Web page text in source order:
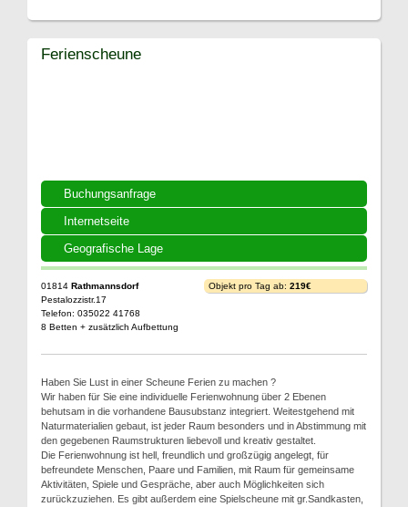
Buchungsanfrage
Internetseite
Geografische Lage
Ferienscheune
01814 Rathmannsdorf
Pestalozzistr.17
Telefon: 035022 41768
8 Betten + zusätzlich Aufbettung
Objekt pro Tag ab: 219€
Haben Sie Lust in einer Scheune Ferien zu machen ?
Wir haben für Sie eine individuelle Ferienwohnung über 2 Ebenen
behutsam in die vorhandene Bausubstanz integriert. Weitestgehend mit
Naturmaterialien gebaut, ist jeder Raum besonders und in Abstimmung mit
den gegebenen Raumstrukturen liebevoll und kreativ gestaltet.
Die Ferienwohnung ist hell, freundlich und großzügig angelegt, für
befreundete Menschen, Paare und Familien, mit Raum für gemeinsame
Aktivitäten, Spiele und Gespräche, aber auch Möglichkeiten sich
zurückzuziehen. Es gibt außerdem eine Spielscheune mit gr.Sandkasten,